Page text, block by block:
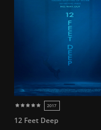
12 Feet Deep